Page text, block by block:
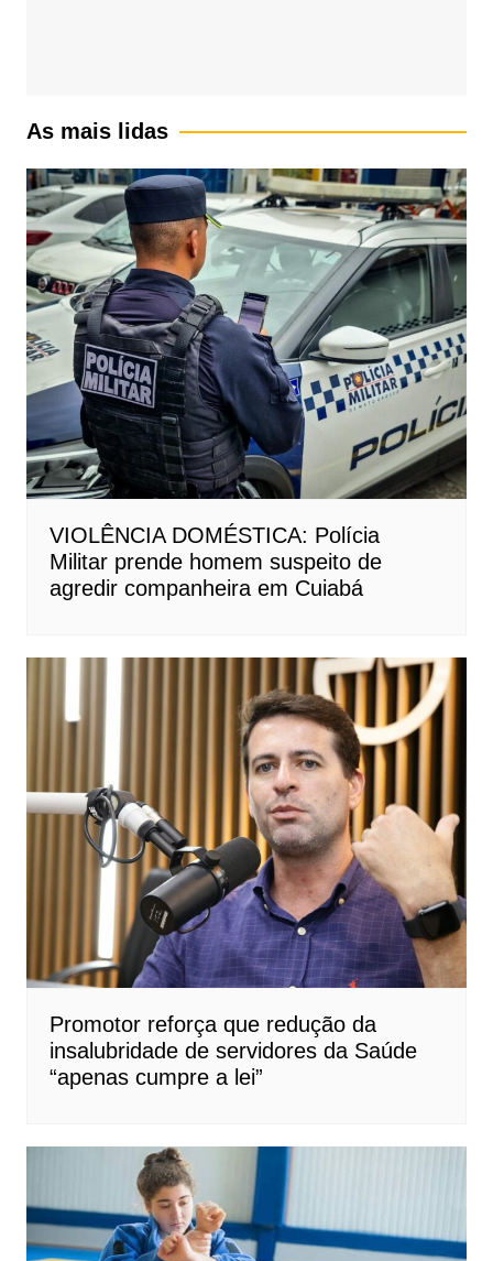
As mais lidas
VIOLÊNCIA DOMÉSTICA: Polícia
Militar prende homem suspeito de
agredir companheira em Cuiabá
Promotor reforça que redução da
insalubridade de servidores da Saúde
“apenas cumpre a lei”